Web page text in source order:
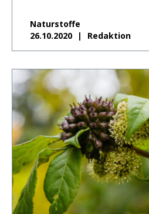
Naturstoffe
26.10.2020
Redaktion